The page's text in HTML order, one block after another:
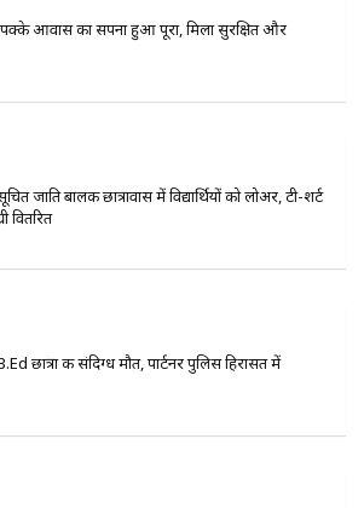
पक्के आवास का सपना हुआ पूरा, मिला सुरक्षित और
जाति बालक छात्रावास में विद्यार्थियों को लोअर, टी-शर्ट
वितरित
छात्रा की संदिग्ध मौत, पार्टनर पुलिस हिरासत में